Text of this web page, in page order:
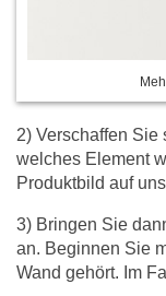
2) Verschaffen Sie
welches Element
Produktbild auf
3) Bringen Sie
an. Beginnen Sie
Wand gehört. Im